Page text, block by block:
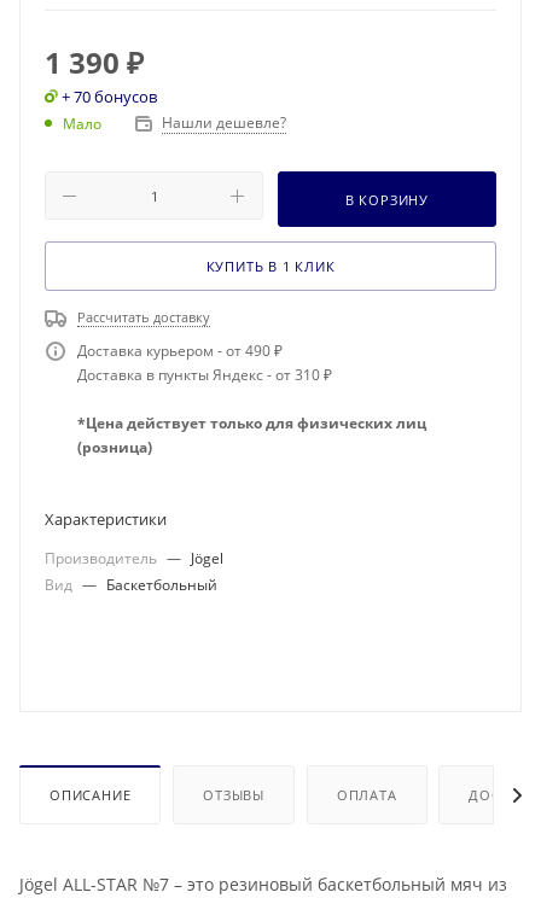
1 390 ₽
+ 70 бонусов
Мало Нашли дешевле?
В КОРЗИНУ
КУПИТЬ В 1 КЛИК
Рассчитать доставку
Доставка курьером - от 490 ₽
Доставка в пункты Яндекс - от 310 ₽
*Цена действует только для физических лиц
(розница)
Характеристики
Производитель — Jögel
Вид — Баскетбольный
ОПИСАНИЕ ОТЗЫВЫ ОПЛАТА
Jögel ALL-STAR №7 – это резиновый баскетбольный мяч из